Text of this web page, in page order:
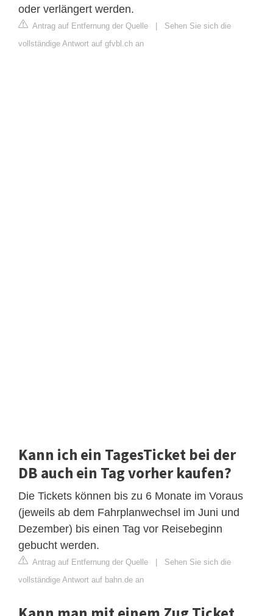
oder verlängert werden.
Antrag auf Entfernung der Quelle | Sehen Sie sich die
vollständige Antwort auf gfvbl.ch an
Kann ich ein TagesTicket bei der
DB auch ein Tag vorher kaufen?
Die Tickets können bis zu 6 Monate im Voraus
(jeweils ab dem Fahrplanwechsel im Juni und
Dezember) bis einen Tag vor Reisebeginn
gebucht werden.
Antrag auf Entfernung der Quelle | Sehen Sie sich die
vollständige Antwort auf bahn.de an